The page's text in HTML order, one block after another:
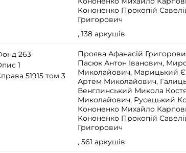
Кононенко Прокопій
Григорович
, 138 аркушів
263
1
51915 том 3
Проява Афанасій
Пасюк Антон Іванович,
Миколайович, Марицький
Артем Миколайович,
Венглинський Микола
Миколайович, Русецький
Кононенко Михайло
Кононенко Прокопій
Григорович
, 561 аркушів